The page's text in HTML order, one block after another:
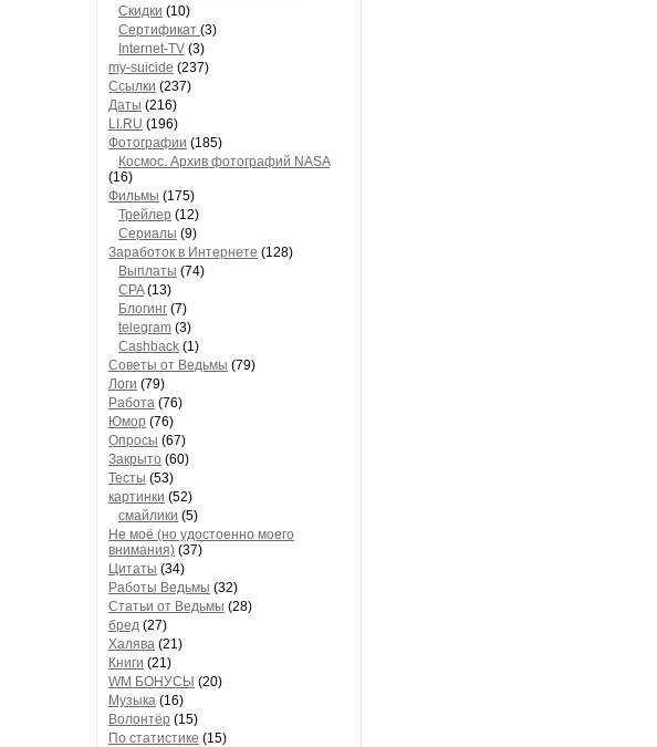
Скидки (10)
Сертификат (3)
Internet-TV (3)
my-suicide (237)
Ссылки (237)
Даты (216)
LI.RU (196)
Фотографии (185)
Космос. Архив фотографий NASA
(16)
Фильмы (175)
Трейлер (12)
Сериалы (9)
Заработок в Интернете (128)
Выплаты (74)
CPA(13)
Блогинг (7)
telegram (3)
Cashback (1)
Советы от Ведьмы (79)
Логи (79)
Работа (76)
Юмор (76)
Опросы (67)
Закрыто (60)
Тесты (53)
картинки (52)
смайлики (5)
Не моё (но удостоенно моего
внимания) (37)
Цитаты (34)
Работы Ведьмы (32)
Статьи от Ведьмы (28)
бред (27)
Халява (21)
Книги (21)
WM БОНУСЫ (20)
Музыка (16)
Волонтёр (15)
По статистике (15)